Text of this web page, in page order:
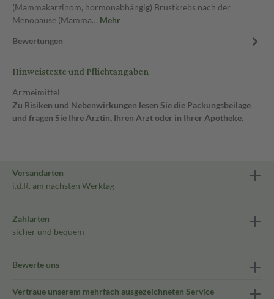
(Mammakarzinom, hormonabhängig) Brustkrebs nach der
Menopause (Mamma… Mehr
Bewertungen
Hinweistexte und Pflichtangaben
Arzneimittel
Zu Risiken und Nebenwirkungen lesen Sie die Packungsbeilage
und fragen Sie Ihre Ärztin, Ihren Arzt oder in Ihrer Apotheke.
Versandarten
i.d.R. am nächsten Werktag
Zahlarten
sicher und bequem
Bewerte uns
Vertraue unserem mehrfach ausgezeichneten Service